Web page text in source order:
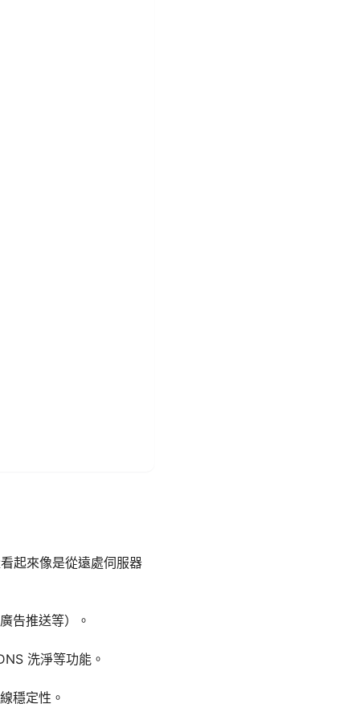
起來像是從遠處伺服器
告推送等）。
洗淨等功能。
穩定性。